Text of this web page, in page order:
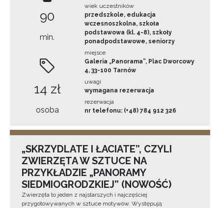
90
min.
14 zł
osoba
wiek uczestników
przedszkole, edukacja
wczesnoszkolna, szkoła
podstawowa (kl. 4-8), szkoły
ponadpodstawowe, seniorzy
miejsce
Galeria „Panorama”, Plac Dworcowy
4, 33-100 Tarnów
uwagi
wymagana rezerwacja
rezerwacja
nr telefonu: (+48) 784 912 326
„SKRZYDLATE I ŁACIATE”, CZYLI
ZWIERZĘTA W SZTUCE NA
PRZYKŁADZIE „PANORAMY
SIEDMIOGRODZKIEJ” (NOWOŚĆ)
Zwierzęta to jeden z najstarszych i najczęściej
przygotowywanych w sztuce motywów. Występują